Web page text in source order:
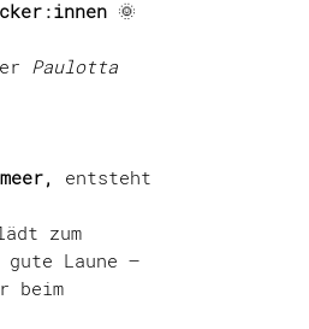
🌞
Paulotta
entsteht
zum
Laune –
beim